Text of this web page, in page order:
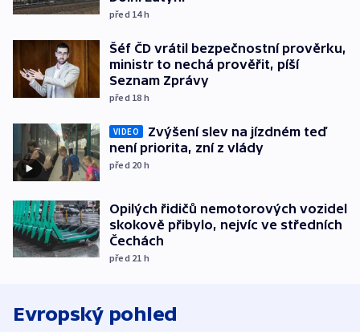
před 14h
Šéf ČD vrátil bezpečnostní prověrku,
ministr to nechá prověřit, píší
Seznam Zprávy
před 18 h
VIDEO
Zvýšení slev na jízdném teď
není priorita, zní z vlády
před 20 h
Opilých řidičů nemotorových vozidel
skokově přibylo, nejvíc ve středních
Čechách
před 21 h
Evropský pohled